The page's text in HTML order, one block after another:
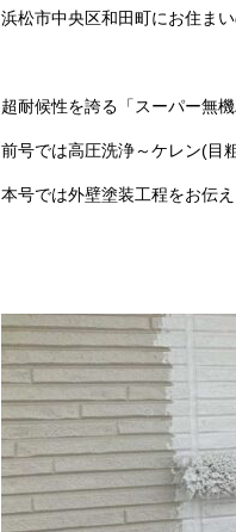
浜松市中央区和田町にお住ま
超耐候性を誇る「スーパー無
前号では高圧洗浄～ケレン(目
本号では外壁塗装工程をお伝え